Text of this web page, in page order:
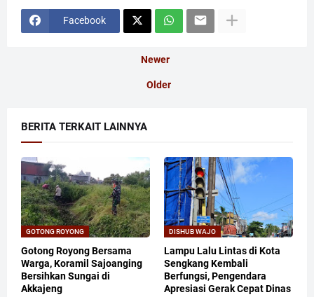
Facebook
Newer
Older
BERITA TERKAIT LAINNYA
GOTONG ROYONG
Gotong Royong Bersama
Warga, Koramil Sajoanging
Bersihkan Sungai di
Akkajeng
DISHUB WAJO
Lampu Lalu Lintas di Kota
Sengkang Kembali
Berfungsi, Pengendara
Apresiasi Gerak Cepat Dinas